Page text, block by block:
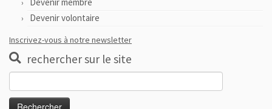
Devenir volontaire
Inscrivez-vous à notre newsletter
rechercher sur le site